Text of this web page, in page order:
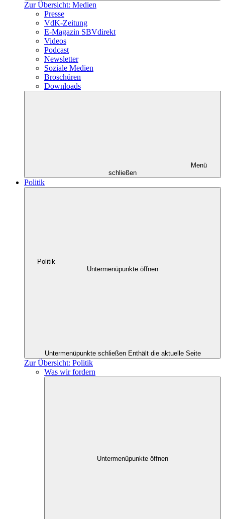
Zur Übersicht: Medien
Presse
VdK-Zeitung
E-Magazin SBVdirekt
Videos
Podcast
Newsletter
Soziale Medien
Broschüren
Downloads
Menü
schließen
Politik
Politik
Untermenüpunkte öffnen
Untermenüpunkte schließen Enthält die aktuelle Seite
Zur Übersicht: Politik
Was wir fordern
Untermenüpunkte öffnen